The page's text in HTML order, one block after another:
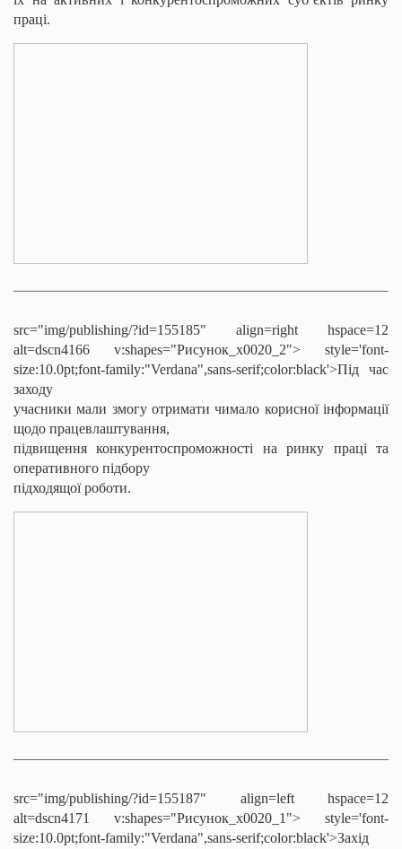
праці.
src="img/publishing/?id=155185" align=right hspace=12
alt=dscn4166 v:shapes="Рисунок_x0020_2"> style='font-
size:10.0pt;font-family:"Verdana",sans-serif;color:black'>Під час
заходу
учасники мали змогу отримати чимало корисної інформації
щодо працевлаштування,
підвищення конкурентоспроможності на ринку праці та
оперативного підбору
підходящої роботи.
src="img/publishing/?id=155187" align=left hspace=12
alt=dscn4171 v:shapes="Рисунок_x0020_1"> style='font-
size:10.0pt;font-family:"Verdana",sans-serif;color:black'>Захід